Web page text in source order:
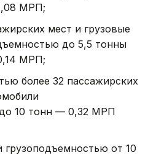
МРП;
мест и грузовые
до 5,5 тонны
МРП;
более 32 пассажирских
10 тонн — 0,32 МРП
грузоподъемностью от 10